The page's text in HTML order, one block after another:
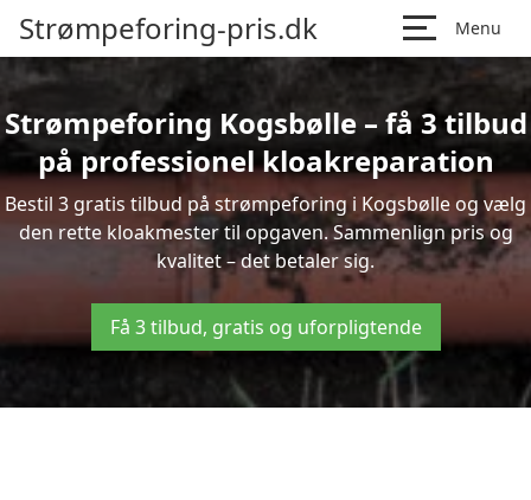
Strømpeforing-pris.dk Menu
Strømpeforing Kogsbølle – få 3 tilbud
på professionel kloakreparation
Bestil 3 gratis tilbud på strømpeforing i Kogsbølle og vælg
den rette kloakmester til opgaven. Sammenlign pris og
kvalitet – det betaler sig.
Få 3 tilbud, gratis og uforpligtende